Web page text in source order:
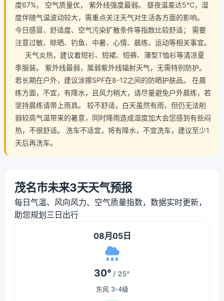
度67%， 空气质量优， 紫外线强度最弱。 昼夜温差达5℃，湿
度伴随气温波动较大，需重点关注天气对生活各方面的影响。
今日感冒、舒适度、空气污染扩散条件等指数比较舒适； 需要
注意过敏、晾晒、钓鱼、中暑、心情、晨练、运动等相关事宜。
天气炎热，建议着短衫、短裙、短裤、薄型T恤衫等清凉夏
季服装。 紫外线最弱，属弱紫外线辐射天气，无需特别防护。
若长期在户外，建议涂擦SPF在8-12之间的防晒护肤品。 在晨
练方面，不宜，有降水，且风力稍大，请尽量避免户外晨练，若
坚持晨练请带上雨具。 较不舒适，白天虽然有雨，但仍无法削
弱较高气温带来的暑意，同时降雨造成湿度加大会您感到有些闷
热，不很舒适。 洗车不适宜，将有降水，不宜洗车，建议至少1
天后再洗车。
茂名市未来3天天气预报
每日气温、风向风力、空气质量指数，数据实时更新，
助您规划三日出行
08月05日
30° / 25°
东风 3-4级